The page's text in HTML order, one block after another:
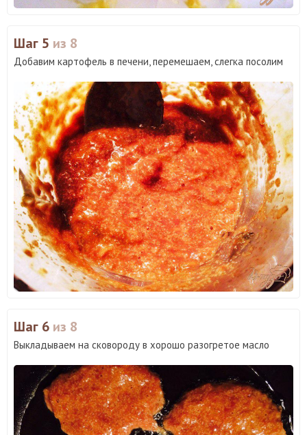
Шаг 5 из 8
Добавим картофель в печени, перемешаем, слегка посолим
Шаг 6 из 8
Выкладываем на сковороду в хорошо разогретое масло